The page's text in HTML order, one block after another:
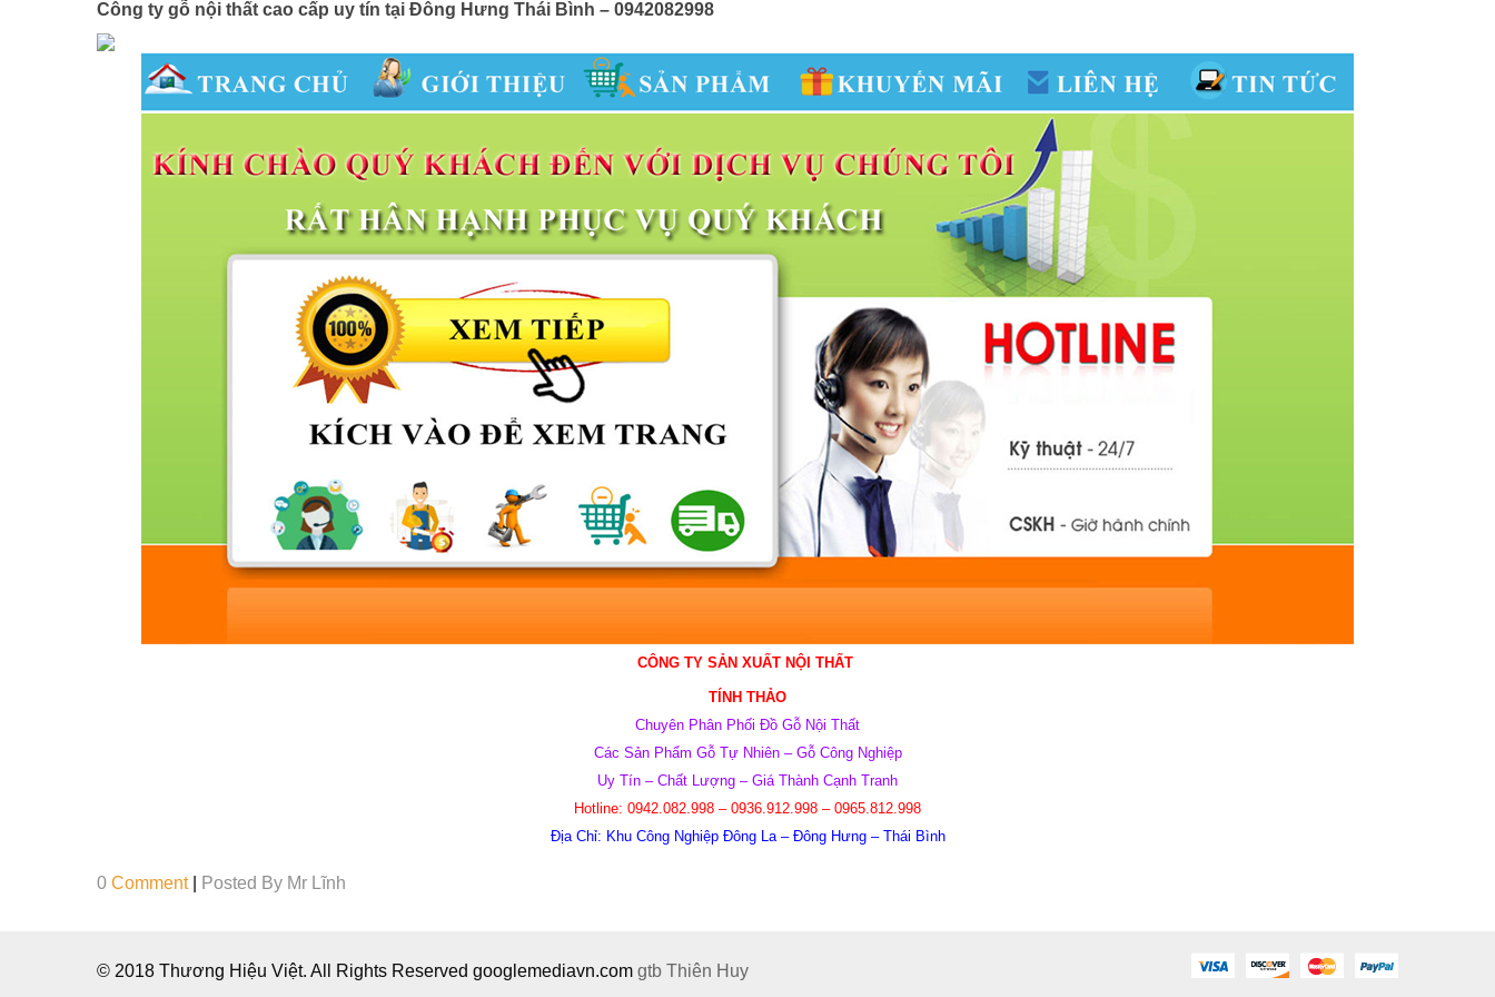
Công ty gỗ nội thất cao cấp uy tín tại Đông Hưng Thái Bình – 0942082998
CÔNG TY SẢN XUẤT NỘI THẤT
TÍNH THẢO
Chuyên Phân Phối Đồ Gỗ Nội Thất
Các Sản Phẩm Gỗ Tự Nhiên – Gỗ Công Nghiệp
Uy Tín – Chất Lượng – Giá Thành Cạnh Tranh
Hotline: 0942.082.998 – 0936.912.998 – 0965.812.998
Địa Chỉ: Khu Công Nghiệp Đông La – Đông Hưng – Thái Bình
0 Comment Posted By Mr Lĩnh
© 2018 Thương Hiệu Việt. All Rights Reserved googlemediavn.com gtb Thiên Huy